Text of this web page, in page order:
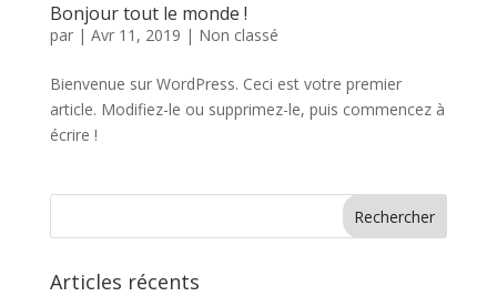
Bonjour tout le monde !
par | Avr 11, 2019 | Non classé
Bienvenue sur WordPress. Ceci est votre premier
article. Modifiez-le ou supprimez-le, puis commencez à
écrire !
Articles récents